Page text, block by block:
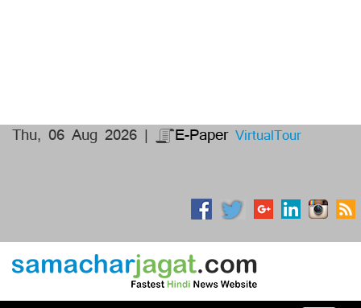
Thu, 06 Aug 2026 | E-Paper VirtualTour